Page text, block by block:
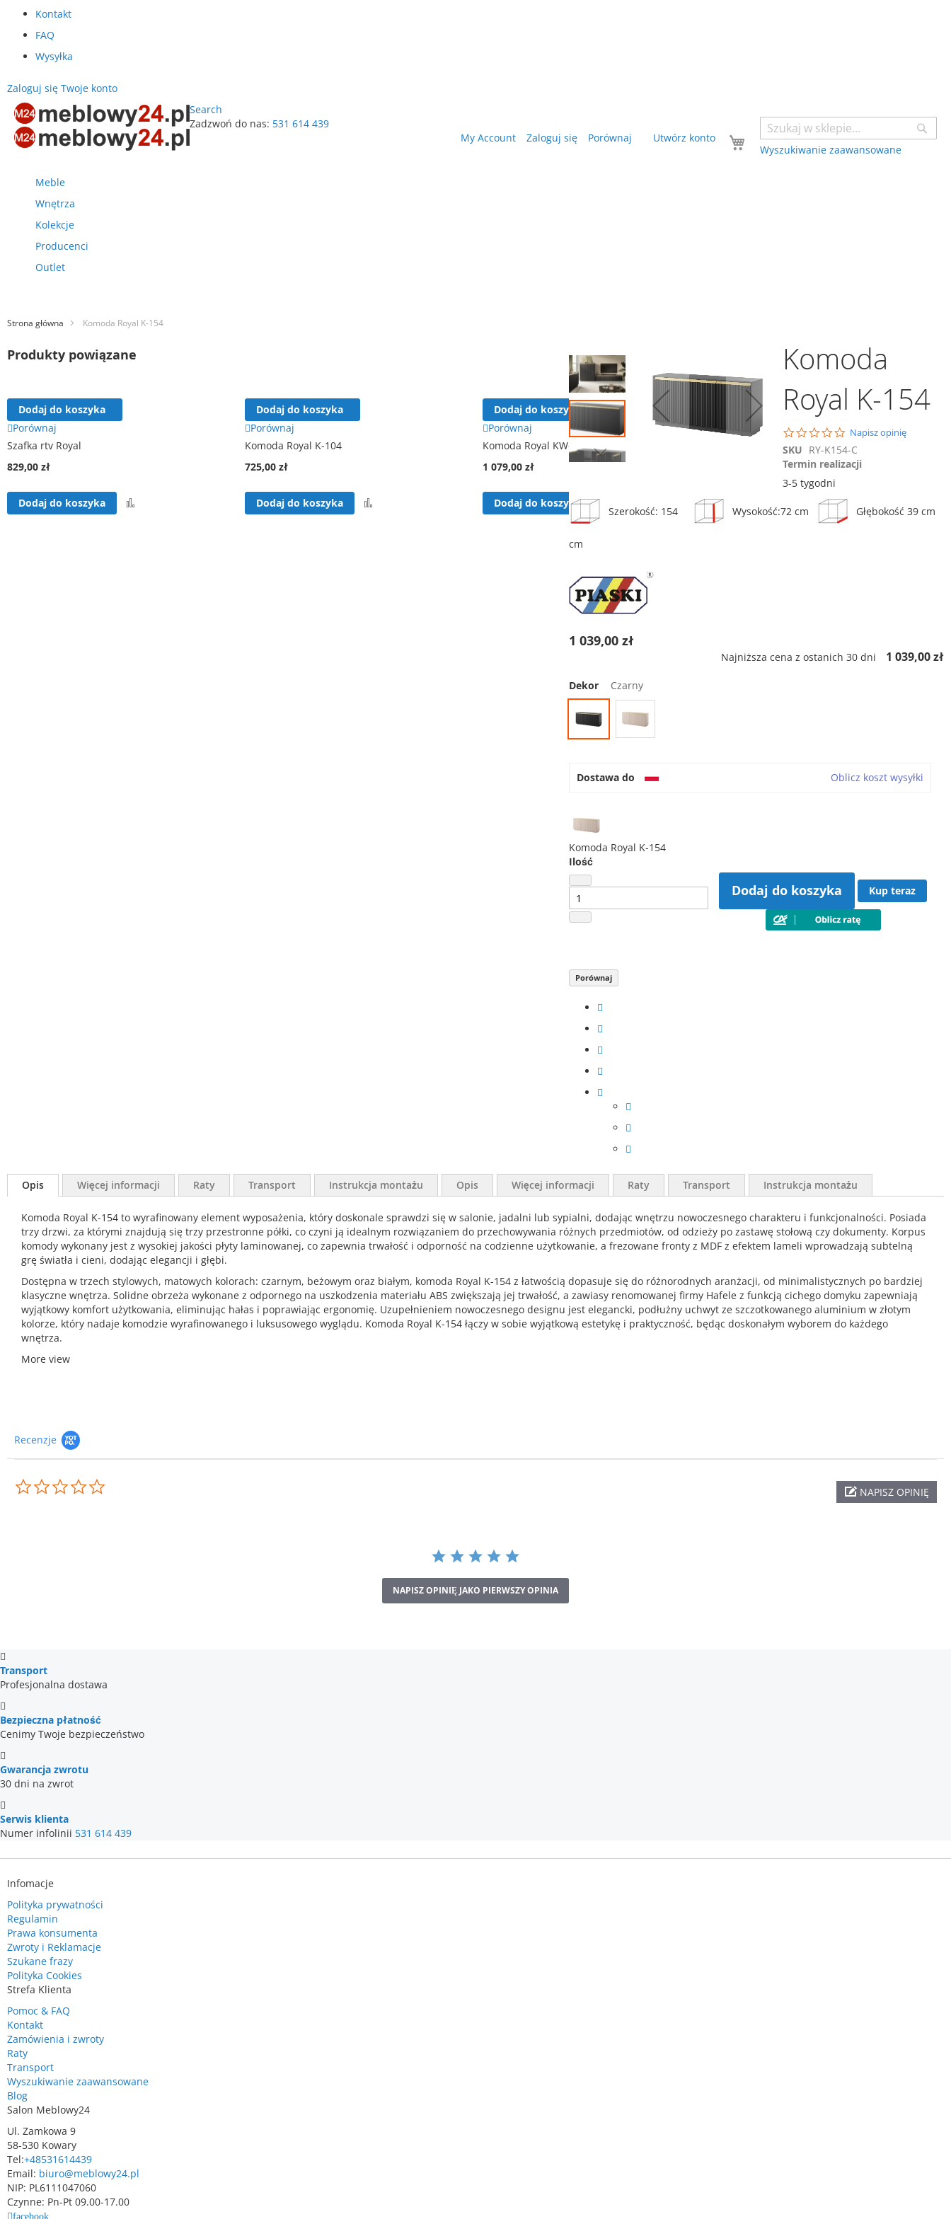
Kontakt
FAQ
Wysyłka
Zaloguj się Twoje konto
Search
Wyszukiwanie zaawansowane
Zadzwoń do nas: 531 614 439
Twój koszyk
My Account Zaloguj się Porównaj Utwórz konto
Meble
Wnętrza
Kolekcje
Producenci
Outlet
Strona główna Komoda Royal K-154
Przejdź
na
koniec
galerii
początek
Komoda
Royal K-154
0.0
star
rating
Napisz opinię
SKU RY-K154-C
Termin realizacji
3-5 tygodni
Szerokość: 154
cm
Wysokość:72 cm Głębokość 39 cm
1 039,00 zł
Najniższa cena z ostanich 30 dni 1 039,00 zł
Dekor Czarny
Dostawa do Oblicz koszt wysyłki
Komoda Royal K-154
Ilość
Dodaj do koszyka Kup teraz
Porównaj
Produkty powiązane
Dodaj do koszyka
Porównaj
Szafka rtv Royal
829,00 zł
Dodaj do koszyka
Dodaj do koszyka
Porównaj
Komoda Royal K-104
725,00 zł
Dodaj do koszyka
Dodaj do koszyka
Porównaj
Komoda Royal KW-104
1 079,00 zł
Dodaj do koszyka
Dodaj do koszyka
Porównaj
Szafka nocna Royal S-
Dodaj do koszyka Porównaj
Opis Więcej informacji Raty Transport Instrukcja montażu Opis
Komoda Royal K-154 to wyrafinowany element wyposażenia, który doskonale sprawdzi się w salonie, jadalni lub sypialni, dodając wnętrzu nowoczesnego charakteru i funkcjonalności. Posiada
trzy drzwi, za którymi znajdują się trzy przestronne półki, co czyni ją idealnym rozwiązaniem do przechowywania różnych przedmiotów, od odzieży po zastawę stołową czy dokumenty. Korpus
komody wykonany jest z wysokiej jakości płyty laminowanej, co zapewnia trwałość i odporność na codzienne użytkowanie, a frezowane fronty z MDF z efektem lameli wprowadzają subtelną
grę światła i cieni, dodając elegancji i głębi.
Dostępna w trzech stylowych, matowych kolorach: czarnym, beżowym oraz białym, komoda Royal K-154 z łatwością dopasuje się do różnorodnych aranżacji, od minimalistycznych po bardziej
klasyczne wnętrza. Solidne obrzeża wykonane z odpornego na uszkodzenia materiału ABS zwiększają jej trwałość, a zawiasy renomowanej firmy Hafele z funkcją cichego domyku zapewniają
wyjątkowy komfort użytkowania, eliminując hałas i poprawiając ergonomię. Uzupełnieniem nowoczesnego designu jest elegancki, podłużny uchwyt ze szczotkowanego aluminium w złotym
kolorze, który nadaje komodzie wyrafinowanego i luksusowego wyglądu. Komoda Royal K-154 łączy w sobie wyjątkową estetykę i praktyczność, będąc doskonałym wyborem do każdego
wnętrza.
More view
Więcej informacji Raty Transport Instrukcja montażu
Recenzje
NAPISZ OPINIĘ
NAPISZ OPINIĘ JAKO PIERWSZY OPINIA
Transport
Profesjonalna dostawa
Bezpieczna płatność
Cenimy Twoje bezpieczeństwo
Gwarancja zwrotu
30 dni na zwrot
Serwis klienta
Numer infolinii 531 614 439
Infomacje
Polityka prywatności
Regulamin
Prawa konsumenta
Zwroty i Reklamacje
Szukane frazy
Polityka Cookies
Strefa Klienta
Pomoc & FAQ
Kontakt
Zamówienia i zwroty
Raty
Transport
Wyszukiwanie zaawansowane
Blog
Salon Meblowy24
Ul. Zamkowa 9
58-530 Kowary
Tel:+48531614439
Email: biuro@meblowy24.pl
NIP: PL6111047060
Czynne: Pn-Pt 09.00-17.00
facebook